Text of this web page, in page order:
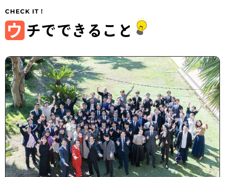
ウ チでできること